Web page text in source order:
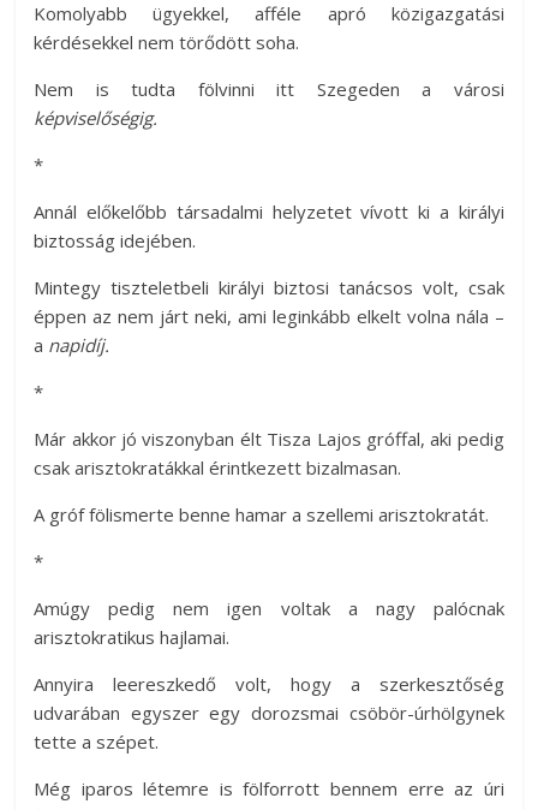
Komolyabb ügyekkel, afféle apró közigazgatási
kérdésekkel nem törődött soha.
Nem is tudta fölvinni itt Szegeden a városi
képviselőségig.
*
Annál előkelőbb társadalmi helyzetet vívott ki a királyi
biztosság idejében.
Mintegy tiszteletbeli királyi biztosi tanácsos volt, csak
éppen az nem járt neki, ami leginkább elkelt volna nála –
a napidíj.
*
Már akkor jó viszonyban élt Tisza Lajos gróffal, aki pedig
csak arisztokratákkal érintkezett bizalmasan.
A gróf fölismerte benne hamar a szellemi arisztokratát.
*
Amúgy pedig nem igen voltak a nagy palócnak
arisztokratikus hajlamai.
Annyira leereszkedő volt, hogy a szerkesztőség
udvarában egyszer egy dorozsmai csöbör-úrhölgynek
tette a szépet.
Még iparos létemre is fölforrott bennem erre az úri